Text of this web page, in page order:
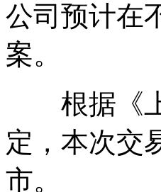
公司预计在
案。
根据《上
定，本次交
市。